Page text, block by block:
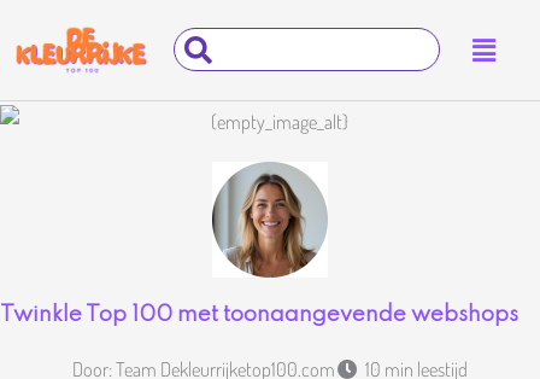
naar
inhoud
Main
Search
...
Twinkle Top 100 met toonaangevende webshops
Door:Team Dekleurrijketop100.com
10 min leestijd